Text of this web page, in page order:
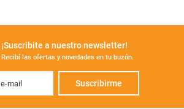
¡Suscribite a nuestro newsletter!
Recibí las ofertas y novedades en tu buzón.
Suscribirme